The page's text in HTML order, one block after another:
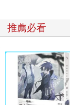
推薦必看